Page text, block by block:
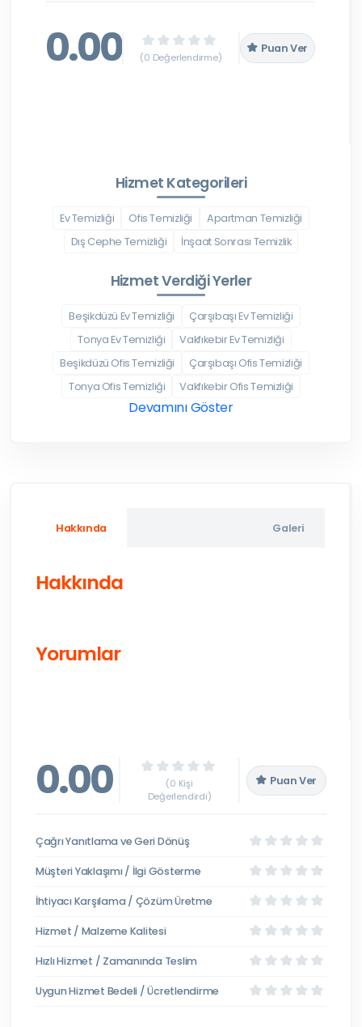
0.00 (0 Değerlendirme)
Puan Ver
Hizmet Kategorileri
Ev Temizliği Ofis Temizliği
Apartman Temizliği
Dış Cephe Temizliği
İnşaat Sonrası Temizlik
Hizmet Verdiği Yerler
Beşikdüzü Ev Temizliği
Çarşıbaşı Ev Temizliği
Tonya Ev Temizliği
Vakfıkebir Ev Temizliği
Beşikdüzü Ofis Temizliği
Çarşıbaşı Ofis Temizliği
Tonya Ofis Temizliği
Vakfıkebir Ofis Temizliği
Devamını Göster
Hakkında Galeri
Hakkında
Yorumlar
0.00
(0 Kişi
Değerlendirdi)
Puan Ver
Çağrı Yanıtlama ve Geri Dönüş
Müşteri Yaklaşımı / İlgi Gösterme
İhtiyacı Karşılama / Çözüm Üretme
Hizmet / Malzeme Kalitesi
Hızlı Hizmet / Zamanında Teslim
Uygun Hizmet Bedeli / Ücretlendirme